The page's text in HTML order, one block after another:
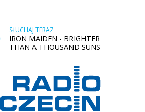
SŁUCHAJ TERAZ
IRON MAIDEN - BRIGHTER
THAN A THOUSAND SUNS